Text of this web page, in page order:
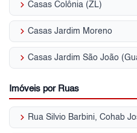
keyboard_arrow_right Casas Colônia (ZL)
keyboard_arrow_right Casas Jardim Moreno
keyboard_arrow_right Casas Jardim São João
Imóveis por Ruas
keyboard_arrow_right Rua Silvio Barbini, Cohab